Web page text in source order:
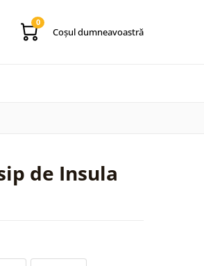
0
Coşul dumneavoastră
de Insula